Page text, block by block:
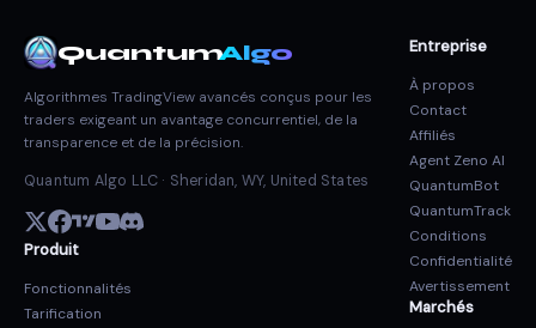
QuantumAlgo
Algorithmes TradingView avancés conçus pour les
traders exigeant un avantage concurrentiel, de la
transparence et de la précision.
Quantum Algo LLC · Sheridan, WY, United States
Produit
Fonctionnalités
Tarification
Entreprise
À propos
Contact
Affiliés
Agent Zeno AI
QuantumBot
QuantumTrack
Conditions
Confidentialité
Avertissement
Marchés